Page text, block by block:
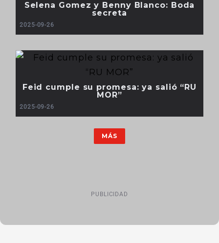
Selena Gomez y Benny Blanco: Boda
secreta
2025-09-26
Feid cumple su promesa: ya salió “RU
MOR”
2025-09-26
MÁS
PUBLICIDAD